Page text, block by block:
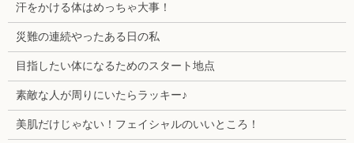
汗をかける体はめっちゃ大事！
災難の連続やったある日の私
目指したい体になるためのスタート地点
素敵な人が周りにいたらラッキー♪
美肌だけじゃない！フェイシャルのいいところ！